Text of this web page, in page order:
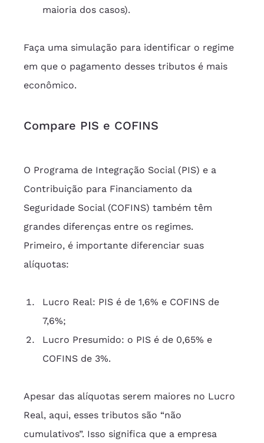
maioria dos casos).
Faça uma simulação para identificar o regime
em que o pagamento desses tributos é mais
econômico.
Compare PIS e COFINS
O Programa de Integração Social (PIS) e a
Contribuição para Financiamento da
Seguridade Social (COFINS) também têm
grandes diferenças entre os regimes.
Primeiro, é importante diferenciar suas
alíquotas:
Lucro Real: PIS é de 1,6% e COFINS de
7,6%;
Lucro Presumido: o PIS é de 0,65% e
COFINS de 3%.
Apesar das alíquotas serem maiores no Lucro
Real, aqui, esses tributos são “não
cumulativos”. Isso significa que a empresa